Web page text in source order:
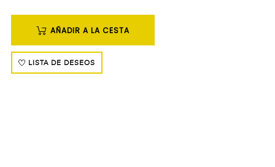
AÑADIR A LA CESTA
LISTA DE DESEOS